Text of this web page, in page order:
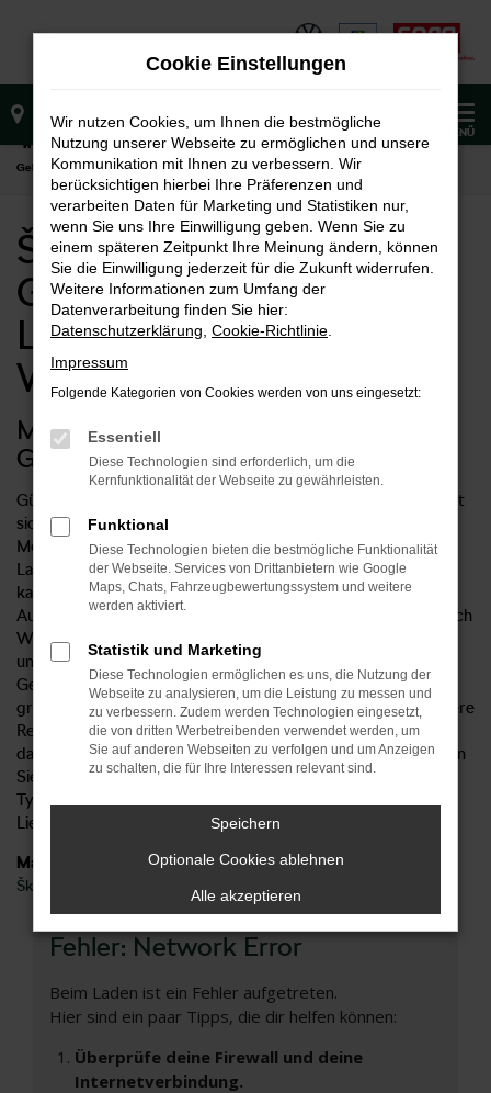
Zum
MENÜ
Startseite Waiblingen Škoda Škoda Kodiaq
Škoda Kodiaq
Gebrauchtwagen mit Lieferservice nach Waiblingen
Škoda Kodiaq
Gebrauchtwagen mit
Lieferservice nach
Waiblingen
Mobil zum Spartarif: Ihr Škoda Kodiaq
Gebrauchtwagen
Günstiger, als mit einem Škoda Kodiaq Gebrauchtwagen lässt
sich die Mobilität in Waiblingen kaum bewerkstelligen. Das
Modell zeichnet sich durch eine exzellente Qualität und
Langlebigkeit aus, sodass auch einige Jahre des Einfahrens
kaum Spuren hinterlassen. Hinzu kommt, dass wir beim
Autohaus Sorg Ihren Škoda Kodiaq gerne direkt zu Ihnen nach
Waiblingen liefern. Selbstverständlich überprüfen wir in
unserer eigenen Kfz-Werkstatt jeden Škoda Kodiaq
Gebrauchtwagen, der in der Verkauf gelangt im Vorfeld
gründlich „auf Herz und Nieren“ und führen bei Bedarf kleinere
Reparaturen durch. Mit anderen Worten stellen wir sicher,
dass Sie ein voll funktionstüchtiges Fahrzeug erhalten. Freuen
Sie sich auf unsere große Auswahl an Gebrauchtwagen vom
Typ Škoda Kodiaq und genießen Sie die Vorteile unseres
Lieferservice nach Waiblingen.
Marken
Škoda
Fehler: Network Error
Beim Laden ist ein Fehler aufgetreten.
Hier sind ein paar Tipps, die dir helfen können:
Überprüfe deine Firewall und deine
Internetverbindung.
Cookie Einstellungen
Wir nutzen Cookies, um Ihnen die bestmögliche
Nutzung unserer Webseite zu ermöglichen und unsere
Kommunikation mit Ihnen zu verbessern. Wir
berücksichtigen hierbei Ihre Präferenzen und
verarbeiten Daten für Marketing und Statistiken nur,
wenn Sie uns Ihre Einwilligung geben. Wenn Sie zu
einem späteren Zeitpunkt Ihre Meinung ändern, können
Sie die Einwilligung jederzeit für die Zukunft widerrufen.
Weitere Informationen zum Umfang der
Datenverarbeitung finden Sie hier:
Datenschutzerklärung Cookie-Richtlinie
Impressum
Folgende Kategorien von Cookies werden von uns eingesetzt:
Essentiell
Diese Technologien sind erforderlich, um die
Kernfunktionalität der Webseite zu gewährleisten.
Funktional
Diese Technologien bieten die bestmögliche Funktionalität
der Webseite. Services von Drittanbietern wie Google
Maps, Chats, Fahrzeugbewertungssystem und weitere
werden aktiviert.
Statistik und Marketing
Diese Technologien ermöglichen es uns, die Nutzung der
Webseite zu analysieren, um die Leistung zu messen und
zu verbessern. Zudem werden Technologien eingesetzt,
die von dritten Werbetreibenden verwendet werden, um
Sie auf anderen Webseiten zu verfolgen und um Anzeigen
zu schalten, die für Ihre Interessen relevant sind.
Speichern
Optionale Cookies ablehnen
Alle akzeptieren